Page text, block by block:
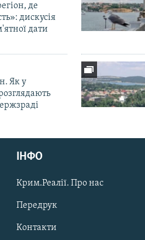
де
дискусія
дати
Як у
ІНФО
Крим.Реалії. Про нас
Передрук
Контакти